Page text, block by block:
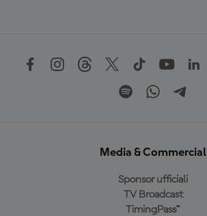
Media & Commercial
Sponsor ufficiali
TV Broadcast
TimingPass™